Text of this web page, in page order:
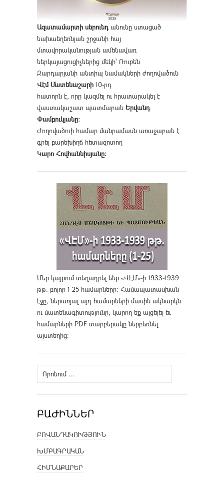
Ազատամարտի սերունդանունը ստացած
նախաեղեռնյան շրջանի հայ
մտավորականության ամենավառ
ներկայացուցիչներից մեկի՝ Ռուբեն
Զարդարյանի անտիպ նամակների ժողովածուն
Վէմ Մատենաշարի 10-րդ
հատորն է, որը կազմել ու հրատարակել է
վաստակաշատ պատմաբան Երվանդ
Փամբուկյանը։
Ժողովածուի համար մանրամասն առաջաբան է
գրել բարեխիղճ հետազոտող
Կարո Հովհաննիսյանը։
Մեր կայքում տեղադրել ենք «ՎԷՄ»-ի 1933-1939
թթ. բոլոր 1-25 համարները։ Համապատասխան
էջը, ներառյալ այդ համարների մասին ակնարկն
ու մատենագիտությունը, կարող եք այցելել եւ
համարների PDF տարբերակը ներբեռնել
այստեղից։
Որոնել՝
ԲԱԺԻՆՆԵՐ
ԲՈՎԱՆԴԱԿՈՒԹՅՈՒՆ
ԽՄԲԱԳՐԱԿԱՆ
ՀԻՄՆԱՔԱՐԵՐ